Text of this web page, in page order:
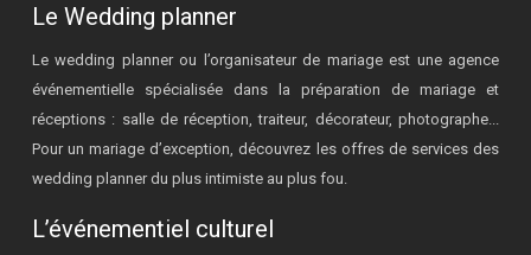
Le Wedding planner
Le wedding planner ou l’organisateur de mariage est une agence
événementielle spécialisée dans la préparation de mariage et
réceptions : salle de réception, traiteur, décorateur, photographe...
Pour un mariage d’exception, découvrez les offres de services des
wedding planner du plus intimiste au plus fou.
L’événementiel culturel